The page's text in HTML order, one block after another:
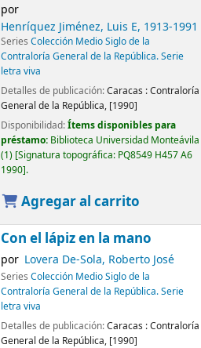
por
Henríquez Jiménez, Luis E, 1913-1991
Series Colección Medio Siglo de la
Contraloría General de la República. Serie
letra viva
Detalles de publicación:Caracas :Contraloría
General de la República, [1990]
Disponibilidad:Ítems disponibles para
préstamo: Biblioteca Universidad Monteávila
(1) Signatura topográfica: PQ8549 H457 A6
1990 .
Agregar al carrito
Con el lápiz en la mano
por Lovera De-Sola, Roberto José
Series Colección Medio Siglo de la
Contraloría General de la República. Serie
letra viva
Detalles de publicación:Caracas :Contraloría
General de la República, [1990]